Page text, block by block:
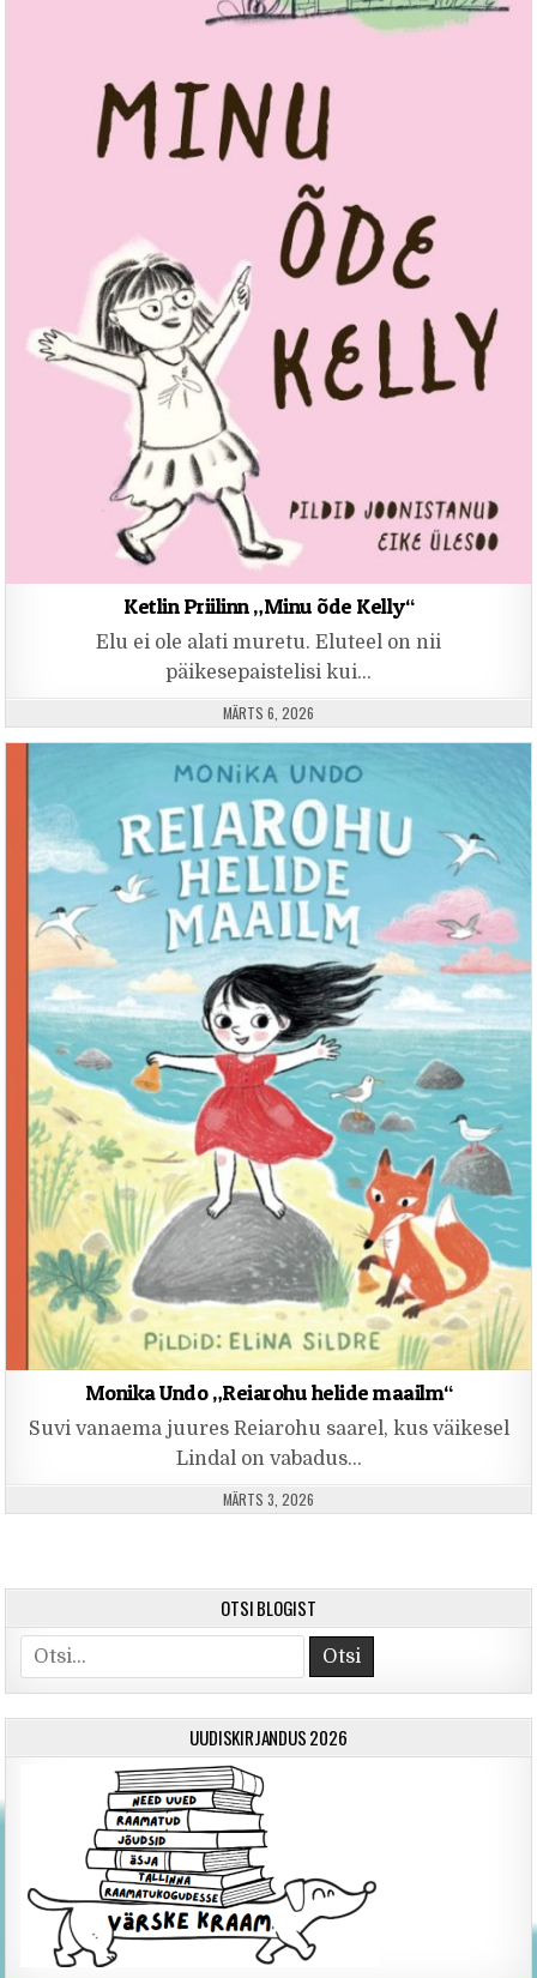
Ketlin Priilinn „Minu õde Kelly“
Elu ei ole alati muretu. Eluteel on nii
päikesepaistelisi kui…
PUBLISHED DATE:
MÄRTS 6, 2026
Monika Undo „Reiarohu helide maailm“
Suvi vanaema juures Reiarohu saarel, kus väikesel
Lindal on vabadus…
PUBLISHED DATE:
MÄRTS 3, 2026
OTSI BLOGIST
Otsi
UUDISKIRJANDUS 2026